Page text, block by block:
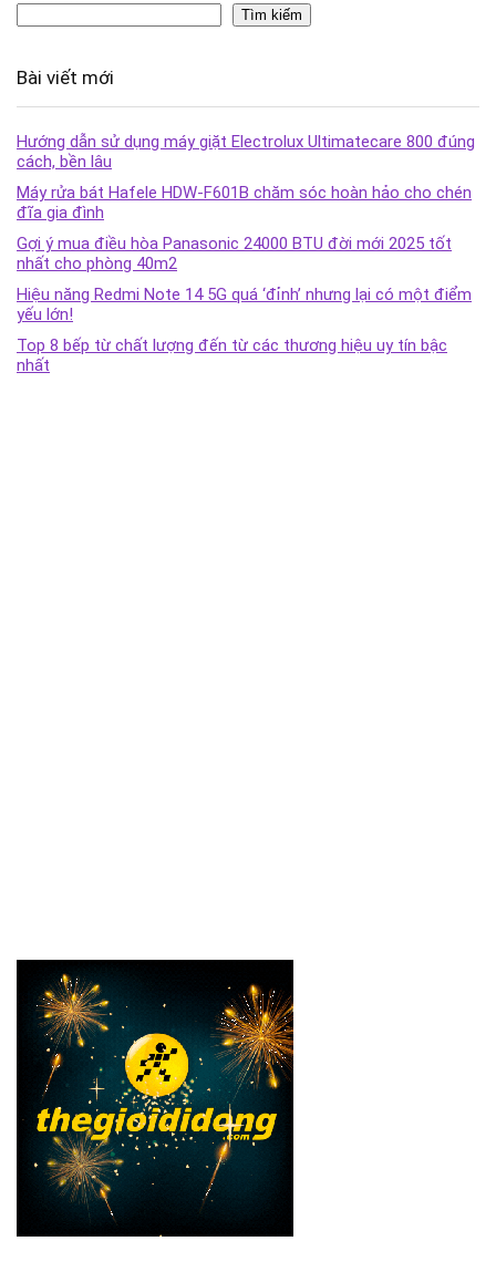
Tìm kiếm
Bài viết mới
Hướng dẫn sử dụng máy giặt Electrolux Ultimatecare 800 đúng
cách, bền lâu
Máy rửa bát Hafele HDW-F601B chăm sóc hoàn hảo cho chén
đĩa gia đình
Gợi ý mua điều hòa Panasonic 24000 BTU đời mới 2025 tốt
nhất cho phòng 40m2
Hiệu năng Redmi Note 14 5G quá ‘đỉnh’ nhưng lại có một điểm
yếu lớn!
Top 8 bếp từ chất lượng đến từ các thương hiệu uy tín bậc
nhất